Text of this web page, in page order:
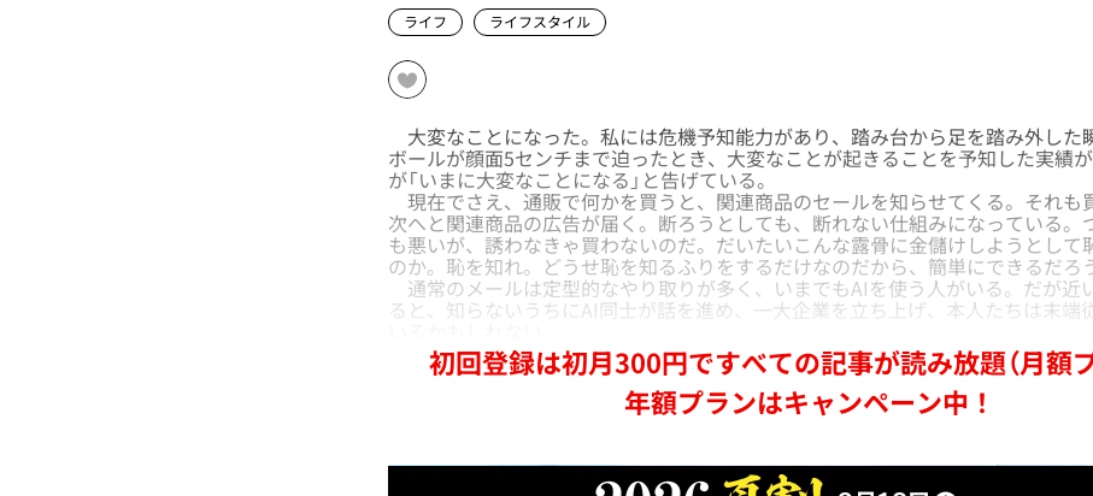
ライフ ライフスタイル
大変なことになった。私には危機予知能力があり、踏み台から足を踏み外した
ボールが顔面5センチまで迫ったとき、大変なことが起きることを予知した実績
が「いまに大変なことになる」と告げている。
現在でさえ、通販で何かを買うと、関連商品のセールを知らせてくる。それも
次へと関連商品の広告が届く。断ろうとしても、断れない仕組みになっている。
も悪いが、誘わなきゃ買わないのだ。だいたいこんな露骨に金儲けしようとして
のか。恥を知れ。どうせ恥を知るふりをするだけなのだから、簡単にできるだろ
通常のメールは定型的なやり取りが多く、いまでもAIを使う人がいる。だが近
ると、知らないうちにAI同士が話を進め、一大企業を立ち上げ、本人たちは末端
初回登録は初月300円ですべての記事が読み放題（月額プ
年額プランはキャンペーン中！